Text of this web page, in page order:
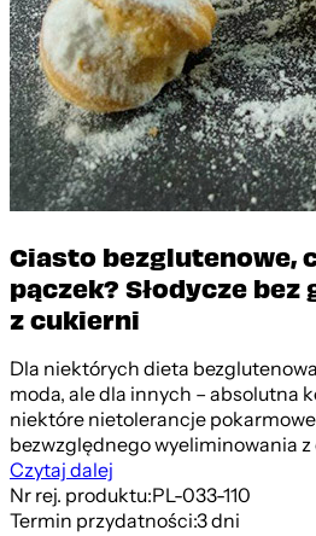
Ciasto bezglutenowe,
pączek? Słodycze bez
z cukierni
Dla niektórych dieta
moda, ale dla innych – absolutna
niektóre nietolerancje
bezwzględnego wyeliminowania z
Czytaj dalej
Nr rej. produktu:PL-033-110
Termin przydatności:3 dni